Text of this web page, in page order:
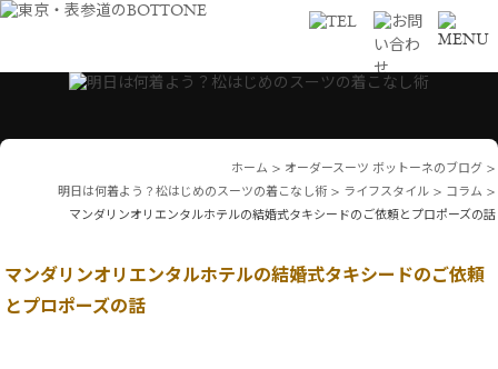
ホーム > オーダースーツ ボットーネのブログ >
明日は何着よう？松はじめのスーツの着こなし術 > ライフスタイル > コラム >
マンダリンオリエンタルホテルの結婚式タキシードのご依頼とプロポーズの話
マンダリンオリエンタルホテルの結婚式タキシードのご依頼
とプロポーズの話